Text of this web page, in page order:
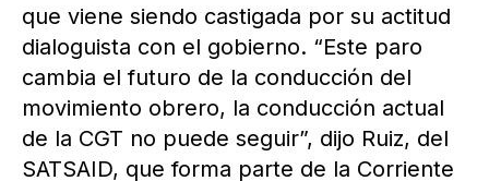
que viene siendo castigada por su actitud
dialoguista con el gobierno. “Este paro
cambia el futuro de la conducción del
movimiento obrero, la conducción actual
de la CGT no puede seguir”, dijo Ruiz, del
SATSAID, que forma parte de la Corriente